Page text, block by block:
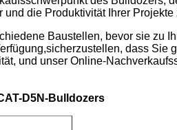
die Produktivität Ihrer Projekte
Baustellen, bevor sie zu
dass
und unser Online-
D5N-Bulldozers